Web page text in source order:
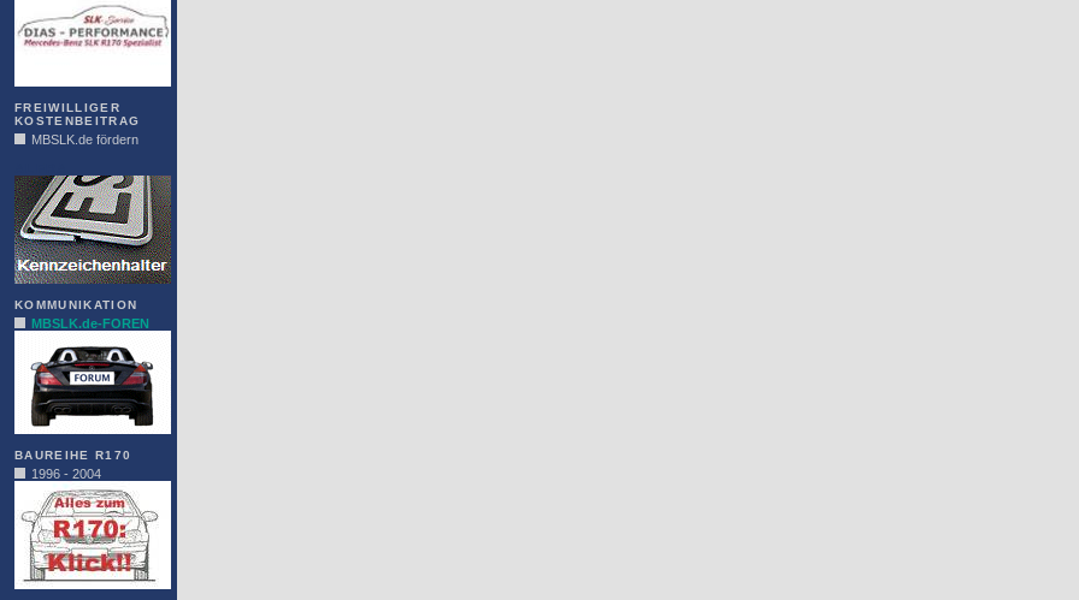
FREIWILLIGER
KOSTENBEITRAG
MBSLK.de fördern
KOMMUNIKATION
MBSLK.de-FOREN
BAUREIHE R170
1996 - 2004